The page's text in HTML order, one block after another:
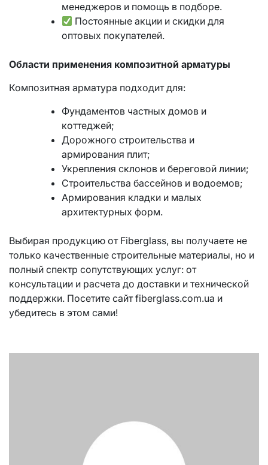
менеджеров и помощь в подборе.
Постоянные акции и скидки для
оптовых покупателей.
Области применения композитной арматуры
Композитная арматура подходит для:
Фундаментов частных домов и
коттеджей;
Дорожного строительства и
армирования плит;
Укрепления склонов и береговой линии;
Строительства бассейнов и водоемов;
Армирования кладки и малых
архитектурных форм.
Выбирая продукцию от Fiberglass, вы получаете не
только качественные строительные материалы, но и
полный спектр сопутствующих услуг: от
консультации и расчета до доставки и технической
поддержки. Посетите сайт fiberglass.com.ua и
убедитесь в этом сами!